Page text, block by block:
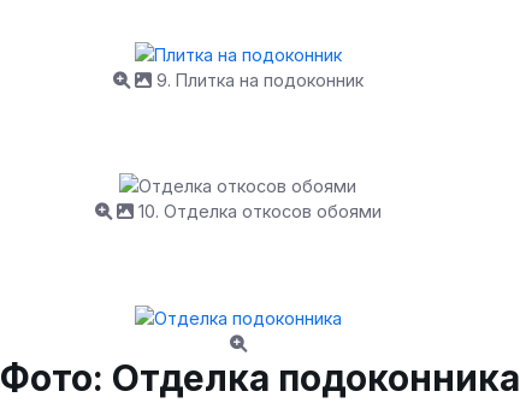
9. Плитка на подоконник
10. Отделка откосов обоями
Фото: Отделка подоконника